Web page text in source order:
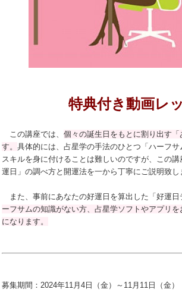
特典付き動画レ
この講座では、 個々の誕生日をもとに割り出す
す。 具体的には、占星学の手法のひとつ「ハーフ
スキルを身に付けることは難しいのですが、この
運日」の調べ方と開運法を一から丁寧にご説明致し
また、事前にあなたの好運日を算出した「好運
ーフサムの知識がない方、占星学ソフトやアプリ
になります。
募集期間：2024年11月4日（金）～11月11日（金）